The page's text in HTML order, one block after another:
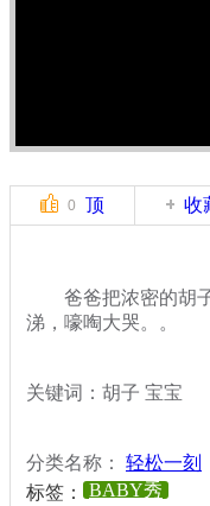
0 顶 收
爸爸把浓密的胡子
涕，嚎啕大哭。。
关键词：胡子 宝宝
分类名称： 轻松一刻
标签：
BABY秀